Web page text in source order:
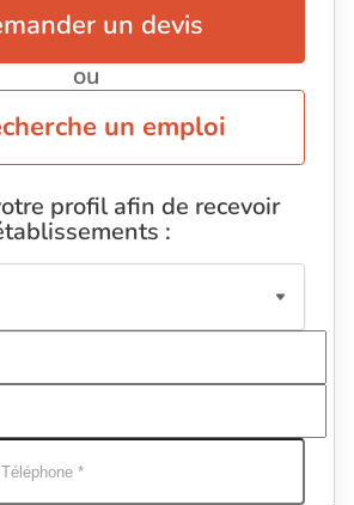
un devis
ou
un emploi
profil afin de recevoir
: